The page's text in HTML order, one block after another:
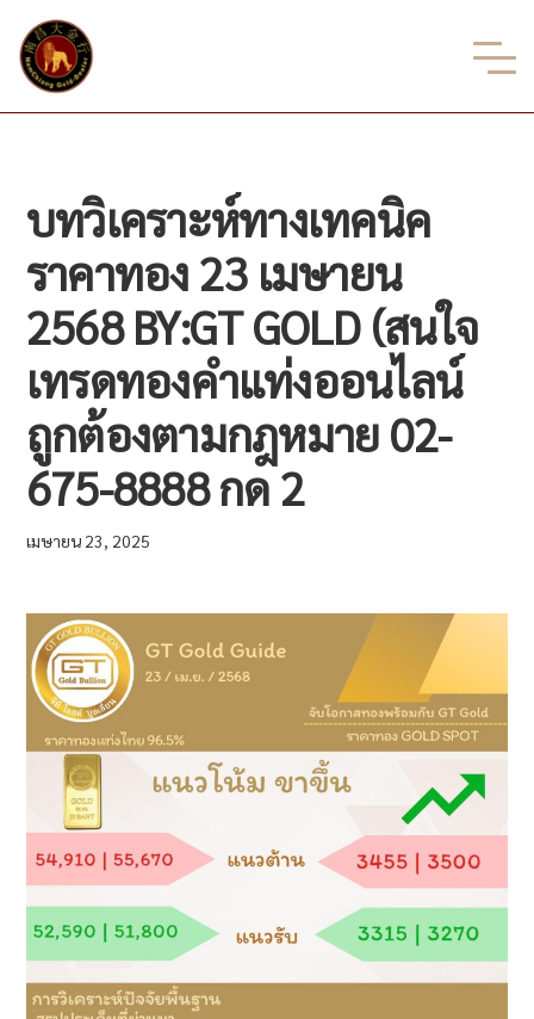
บทวิเคราะห์ทางเทคนิค
ราคาทอง 23 เมษายน
2568 BY:GT GOLD (สนใจ
เทรดทองคำแท่งออนไลน์
ถูกต้องตามกฎหมาย 02-
675-8888 กด 2
เมษายน 23, 2025